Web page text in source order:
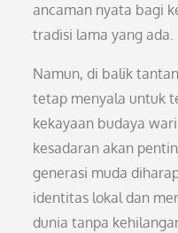
ancaman nyata bagi
tradisi lama yang ada.
Namun, di balik
tetap menyala untuk
kekayaan budaya
kesadaran akan
generasi muda
identitas lokal dan
dunia tanpa